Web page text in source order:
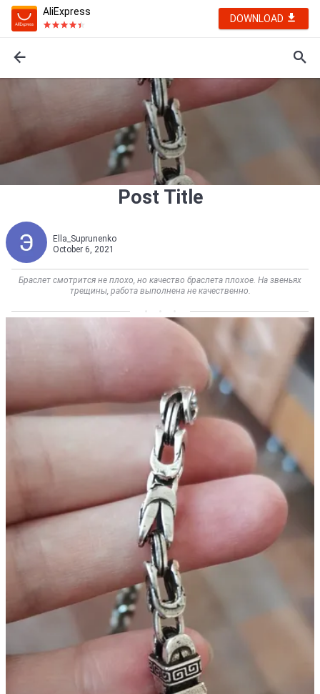
AliExpress
DOWNLOAD
Post Title
Ella_Suprunenko
October 6, 2021
Браслет смотрится не плохо, но качество браслета плохое. На звеньях
трещины, работа выполнена не качественно.